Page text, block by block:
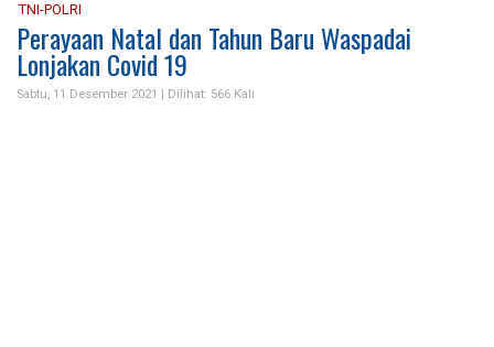
TNI-POLRI
Perayaan Natal dan Tahun Baru Waspadai
Lonjakan Covid 19
Sabtu, 11 Desember 2021 | Dilihat: 566 Kali